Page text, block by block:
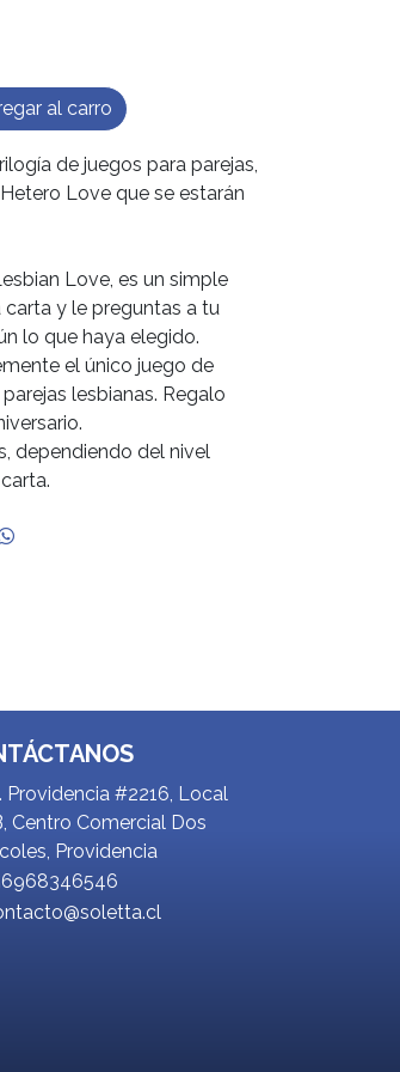
al carro
de juegos para parejas,
Love que se estarán
Love, es un simple
y le preguntas a tu
lo que haya elegido.
el único juego de
lesbianas. Regalo
dependiendo del nivel
Providencia #2216, Local
Centro Comercial Dos
Providencia